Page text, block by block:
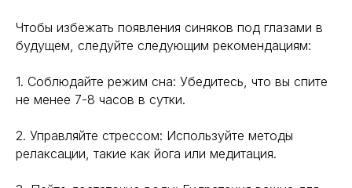
Чтобы избежать появления синяков под глазами в
будущем, следуйте следующим рекомендациям:
1. Соблюдайте режим сна: Убедитесь, что вы спите
не менее 7-8 часов в сутки.
2. Управляйте стрессом: Используйте методы
релаксации, такие как йога или медитация.
Главная
Longevity
Гормоны
О компании